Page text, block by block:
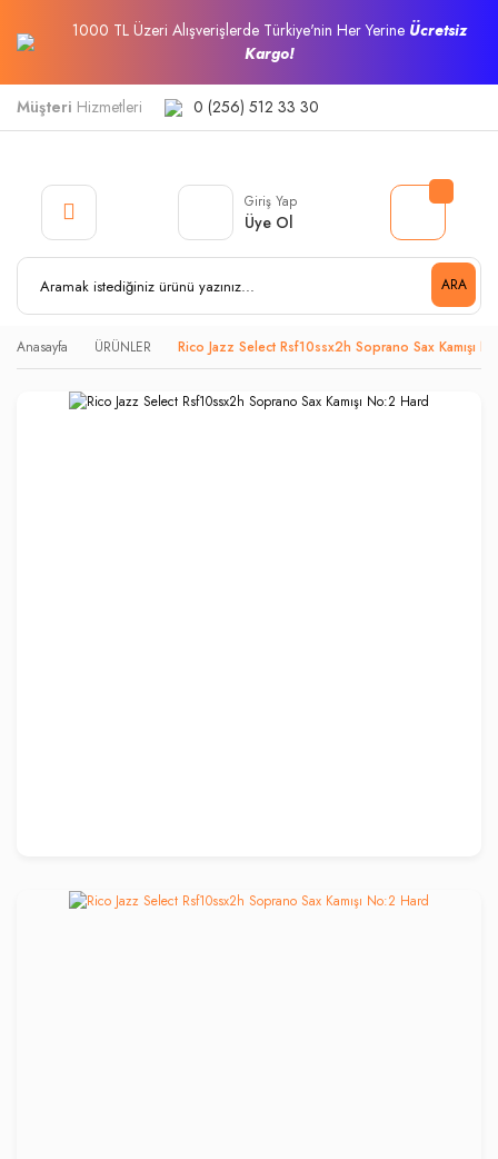
1000 TL Üzeri Alışverişlerde Türkiye'nin Her Yerine Ücretsiz
Kargo!
Müşteri Hizmetleri 0 (256) 512 33 30
ARA
Giriş Yap
Üye Ol
Anasayfa ÜRÜNLER Rico Jazz Select Rsf10ssx2h Soprano Sax Kamışı